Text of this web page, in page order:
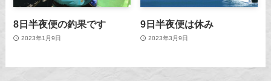
8日半夜便の釣果です
2023年1月9日
9日半夜便は休み
2023年3月9日